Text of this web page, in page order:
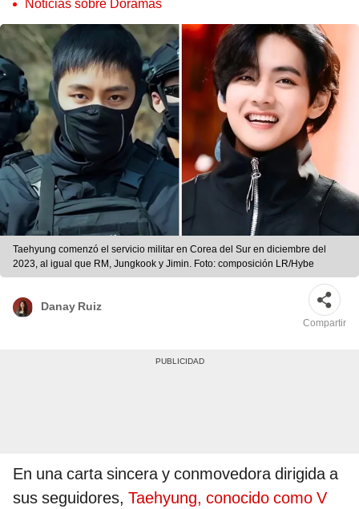
Noticias sobre Doramas
Taehyung comenzó el servicio militar en Corea del Sur en diciembre del
2023, al igual que RM, Jungkook y Jimin. Foto: composición LR/Hybe
Danay Ruiz
Compartir
En una carta sincera y conmovedora dirigida a
sus seguidores, Taehyung, conocido como V